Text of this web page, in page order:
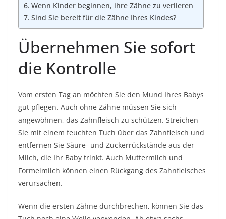
Wenn Kinder beginnen, ihre Zähne zu verlieren
Sind Sie bereit für die Zähne Ihres Kindes?
Übernehmen Sie sofort
die Kontrolle
Vom ersten Tag an möchten Sie den Mund Ihres Babys
gut pflegen. Auch ohne Zähne müssen Sie sich
angewöhnen, das Zahnfleisch zu schützen. Streichen
Sie mit einem feuchten Tuch über das Zahnfleisch und
entfernen Sie Säure- und Zuckerrückstände aus der
Milch, die Ihr Baby trinkt. Auch Muttermilch und
Formelmilch können einen Rückgang des Zahnfleisches
verursachen.
Wenn die ersten Zähne durchbrechen, können Sie das